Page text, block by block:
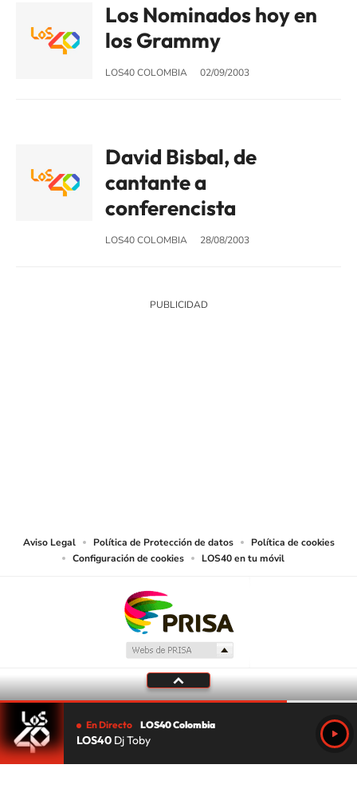
Los Nominados hoy en
los Grammy
LOS40 COLOMBIA 02/09/2003
David Bisbal, de
cantante a
conferencista
LOS40 COLOMBIA 28/08/2003
Aviso Legal Política de Protección de datos
Política de cookies
Configuración de cookies
LOS40 en tu móvil
En Directo LOS40 Colombia
LOS40 Dj Toby